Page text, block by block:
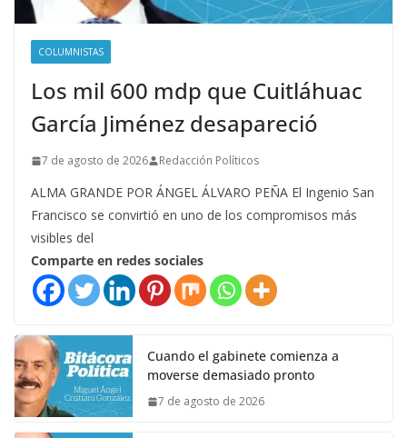
COLUMNISTAS
Los mil 600 mdp que Cuitláhuac
García Jiménez desapareció
7 de agosto de 2026 Redacción Políticos
ALMA GRANDE POR ÁNGEL ÁLVARO PEÑA El Ingenio San
Francisco se convirtió en uno de los compromisos más
visibles del
Comparte en redes sociales
Cuando el gabinete comienza a
moverse demasiado pronto
7 de agosto de 2026